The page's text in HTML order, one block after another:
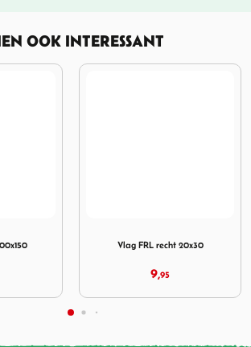
OOK INTERESSANT
Vlag FRL recht 20x30
9,95